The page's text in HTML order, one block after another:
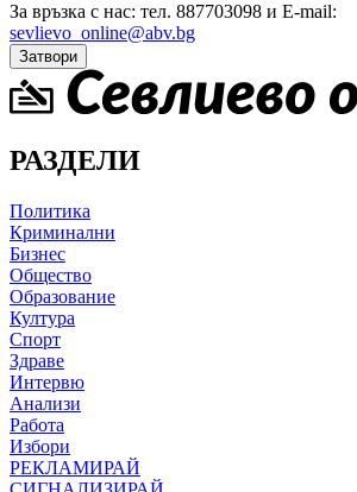
За връзка с нас: тел. 887703098 и E-mail:
sevlievo_online@abv.bg
Затвори
РАЗДЕЛИ
Политика
Криминални
Бизнес
Общество
Образование
Култура
Спорт
Здраве
Интервю
Анализи
Работа
Избори
РЕКЛАМИРАЙ